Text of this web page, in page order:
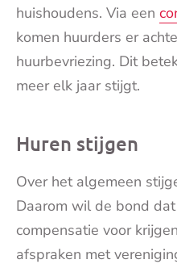
huishoudens. Via een
komen huurders er
huurbevriezing. Dit
meer elk jaar stijgt.
Huren stijgen
Over het algemeen
Daarom wil de bond
compensatie voor
afspraken met